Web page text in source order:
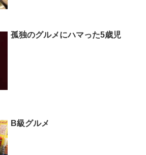
孤独のグルメにハマった5歳児
B級グルメ